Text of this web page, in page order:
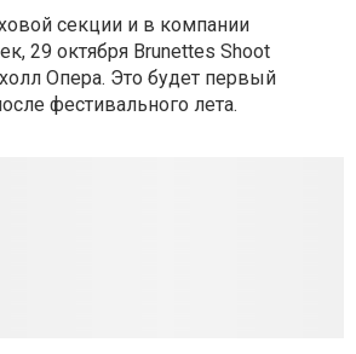
секции и в компании
29 октября Brunettes Shoot
Опера. Это будет первый
фестивального лета.